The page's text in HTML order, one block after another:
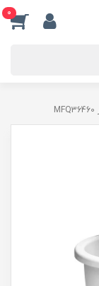
0